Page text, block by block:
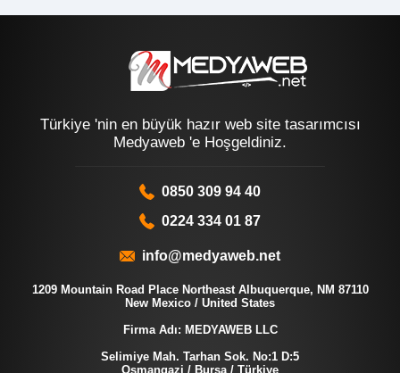
Türkiye 'nin en büyük hazır web site tasarımcısı
Medyaweb 'e Hoşgeldiniz.
0850 309 94 40
0224 334 01 87
info@medyaweb.net
1209 Mountain Road Place Northeast Albuquerque, NM 87110
New Mexico / United States
Firma Adı: MEDYAWEB LLC
Selimiye Mah. Tarhan Sok. No:1 D:5
Osmangazi / Bursa / Türkiye